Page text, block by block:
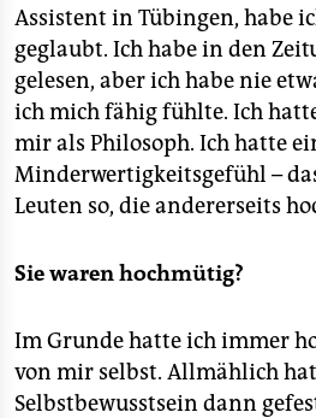
Assistent in Tübingen, habe
geglaubt. Ich habe in den
gelesen, aber ich habe nie
ich mich fähig fühlte. Ich
mir als Philosoph. Ich hatte
Minderwertigkeitsgefühl –
Leuten so, die andererseits
Sie waren hochmütig?
Im Grunde hatte ich immer
von mir selbst. Allmählich
Selbstbewusstsein dann